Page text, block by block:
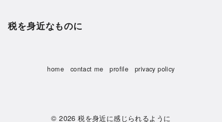
税を身近なものに
home contact me profile privacy policy
© 2026税を身近に感じられるように